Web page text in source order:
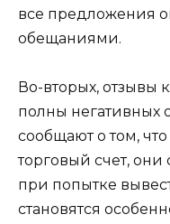
все предложения
обещаниями.
Во-вторых, отзывы
полны негативных
сообщают о том,
торговый счет,
при попытке
становятся